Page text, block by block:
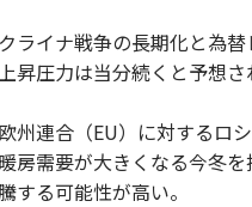
ライナ戦争の長期化と為
昇圧力は当分続くと予想さ
州連合（EU）に対するロ
房需要が大きくなる今冬
する可能性が高い。